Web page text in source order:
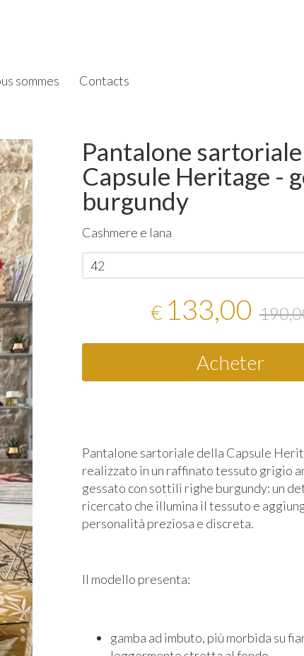
sommes Contacts
Pantalone sartoriale
Capsule Heritage -
burgundy
Cashmere e lana
42
€ 133,00
Acheter
Pantalone sartoriale della Capsule
realizzato in un raffinato tessuto grigio
gessato con sottili righe burgundy: un
ricercato che illumina il tessuto e
personalità preziosa e discreta.
Il modello presenta:
gamba ad imbuto, più morbida su